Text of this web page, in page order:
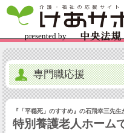
専門職応援
『「平穏死」のすすめ』の石飛幸三先生
特別養護老人ホーム